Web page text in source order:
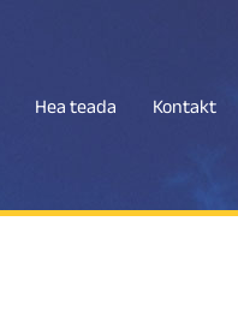
Hea teada Kontakt